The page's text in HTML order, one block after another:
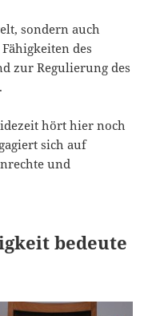
sondern auch
des
zur Regulierung des
hört hier noch
sich auf
und
bedeute